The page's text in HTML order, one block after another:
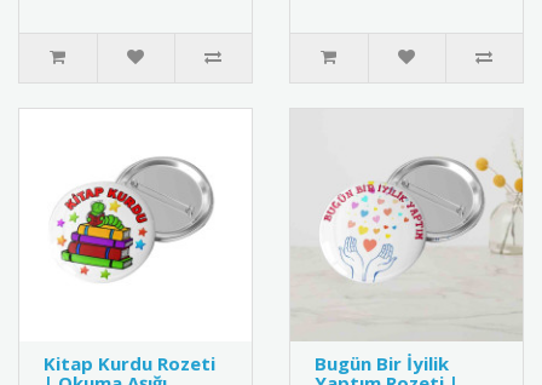
Kitap Kurdu Rozeti
Bugün Bir İyilik